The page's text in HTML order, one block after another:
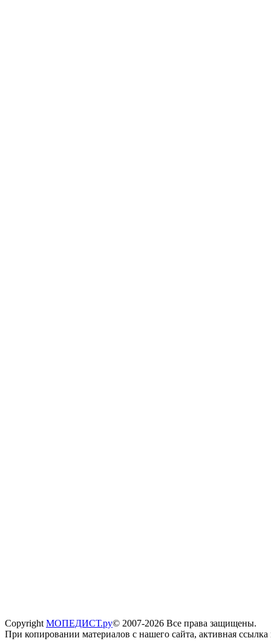
Copyright МОПЕДИСТ.ру© 2007-2026 Все права защищены.
При копировании материалов с нашего сайта, активная